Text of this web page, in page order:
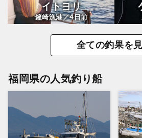
イトヨリ
鐘崎漁港／4日前
全ての釣果を
福岡県の人気釣り船